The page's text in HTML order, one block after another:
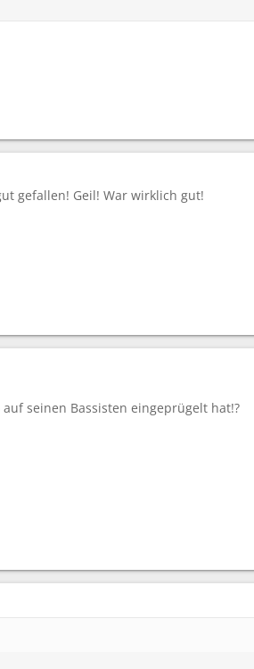
gefallen! Geil! War wirklich gut!
seinen Bassisten eingeprügelt hat!?